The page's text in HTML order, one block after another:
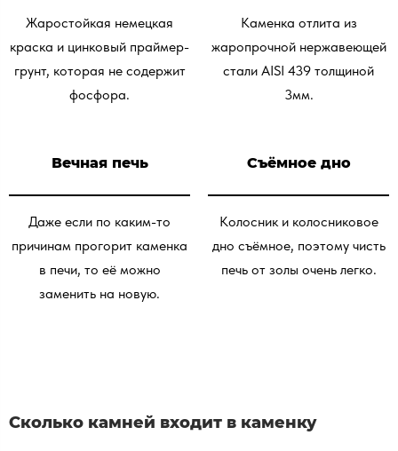
Жаростойкая немецкая
краска и цинковый праймер-
грунт, которая не содержит
фосфора.
Каменка отлита из
жаропрочной нержавеющей
стали AISI 439 толщиной
3мм.
Вечная печь
Даже если по каким-то
причинам прогорит каменка
в печи, то её можно
заменить на новую.
Съёмное дно
Колосник и колосниковое
дно съёмное, поэтому чисть
печь от золы очень легко.
Сколько камней входит в каменку